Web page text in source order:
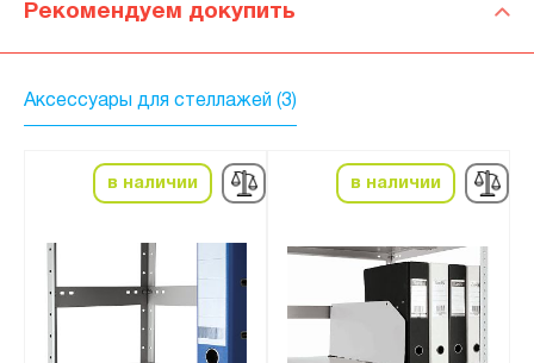
Рекомендуем докупить
Аксессуары для стеллажей (3)
в наличии в наличии